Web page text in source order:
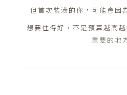
但首次裝潢的你，可能會因
想要住得好，不是預算越高
重要的地